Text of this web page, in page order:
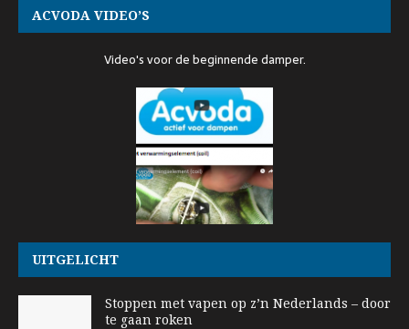
ACVODA VIDEO’S
Video's voor de beginnende damper.
UITGELICHT
Stoppen met vapen op z’n Nederlands – door
te gaan roken